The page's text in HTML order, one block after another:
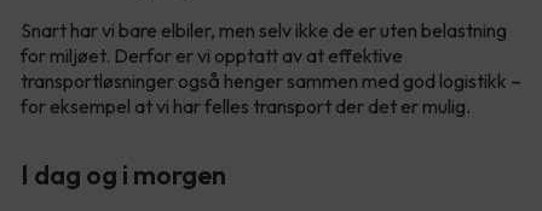
Snart har vi bare elbiler, men selv ikke de er uten belastning
for miljøet. Derfor er vi opptatt av at effektive
transportløsninger også henger sammen med god logistikk –
for eksempel at vi har felles transport der det er mulig.
I dag og i morgen